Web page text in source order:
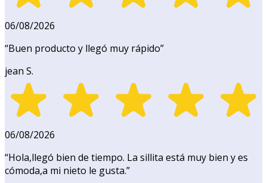
06/08/2026
“Buen producto y llegó muy rápido”
jean S.
06/08/2026
“Hola,llegó bien de tiempo. La sillita está muy bien y es
cómoda,a mi nieto le gusta.”